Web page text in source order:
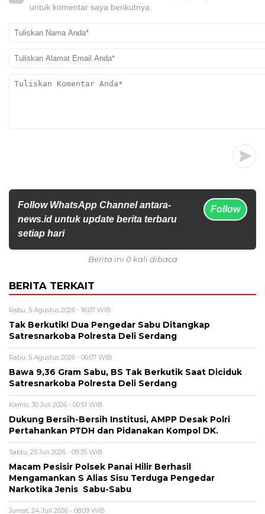
untuk komentar saya berikutnya.
Follow WhatsApp Channel antara-
news.id untuk update berita terbaru
setiap hari
Follow
Berita ini 0 kali dibaca
BERITA TERKAIT
Rabu, 5 Agustus 2026 - 16:07 WIB
Tak Berkutik! Dua Pengedar Sabu Ditangkap
Satresnarkoba Polresta Deli Serdang
Rabu, 5 Agustus 2026 - 06:07 WIB
Bawa 9,36 Gram Sabu, BS Tak Berkutik Saat Diciduk
Satresnarkoba Polresta Deli Serdang
Kamis, 30 Juli 2026 - 00:51 WIB
Dukung Bersih-Bersih Institusi, AMPP Desak Polri
Pertahankan PTDH dan Pidanakan Kompol DK.
Sabtu, 25 Juli 2026 - 09:35 WIB
Macam Pesisir Polsek Panai Hilir Berhasil
Mengamankan S Alias Sisu Terduga Pengedar
Narkotika Jenis Sabu-Sabu
Jumat, 24 Juli 2026 - 08:09 WIB